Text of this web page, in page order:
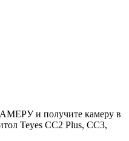
и получите камеру в
Teyes CC2 Plus, CC3,